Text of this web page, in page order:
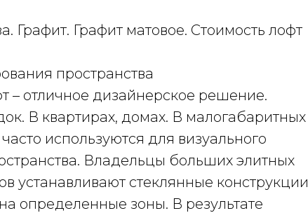
Графит. Графит матовое. Стоимость лофт
пространства
– отличное дизайнерское решение.
В квартирах, домах. В малогабаритных
используются для визуального
Владельцы больших элитных
устанавливают стеклянные конструкции
определенные зоны. В результате